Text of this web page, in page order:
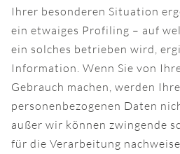
Ihrer besonderen Situation
ein etwaiges Profiling – auf
ein solches betrieben wird,
Information. Wenn Sie von
Gebrauch machen, werden
personenbezogenen Daten
außer wir können zwingende
für die Verarbeitung